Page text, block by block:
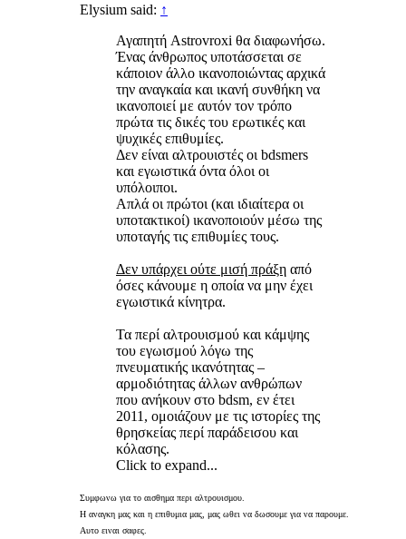
Elysium said: ↑
Αγαπητή Astrovroxi θα διαφωνήσω.
Ένας άνθρωπος υποτάσσεται σε
κάποιον άλλο ικανοποιώντας αρχικά
την αναγκαία και ικανή συνθήκη να
ικανοποιεί με αυτόν τον τρόπο
πρώτα τις δικές του ερωτικές και
ψυχικές επιθυμίες.
Δεν είναι αλτρουιστές οι bdsmers
και εγωιστικά όντα όλοι οι
υπόλοιποι.
Απλά οι πρώτοι (και ιδιαίτερα οι
υποτακτικοί) ικανοποιούν μέσω της
υποταγής τις επιθυμίες τους.
Δεν υπάρχει ούτε μισή πράξη από
όσες κάνουμε η οποία να μην έχει
εγωιστικά κίνητρα.
Τα περί αλτρουισμού και κάμψης
του εγωισμού λόγω της
πνευματικής ικανότητας –
αρμοδιότητας άλλων ανθρώπων
που ανήκουν στο bdsm, εν έτει
2011, ομοιάζουν με τις ιστορίες της
θρησκείας περί παράδεισου και
κόλασης.
Click to expand...
Συμφωνω για το αισθημα περι αλτρουισμου.
Η αναγκη μας και η επιθυμια μας, μας ωθει να δωσουμε για να παρουμε.
Αυτο ειναι σαφες.